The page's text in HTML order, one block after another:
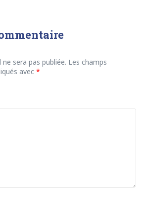
sera pas publiée. Les champs
avec *